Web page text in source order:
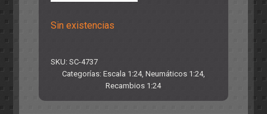
Sin existencias
SKU:SC-4737
Categorías: Escala 1:24, Neumáticos 1:24,
Recambios 1:24